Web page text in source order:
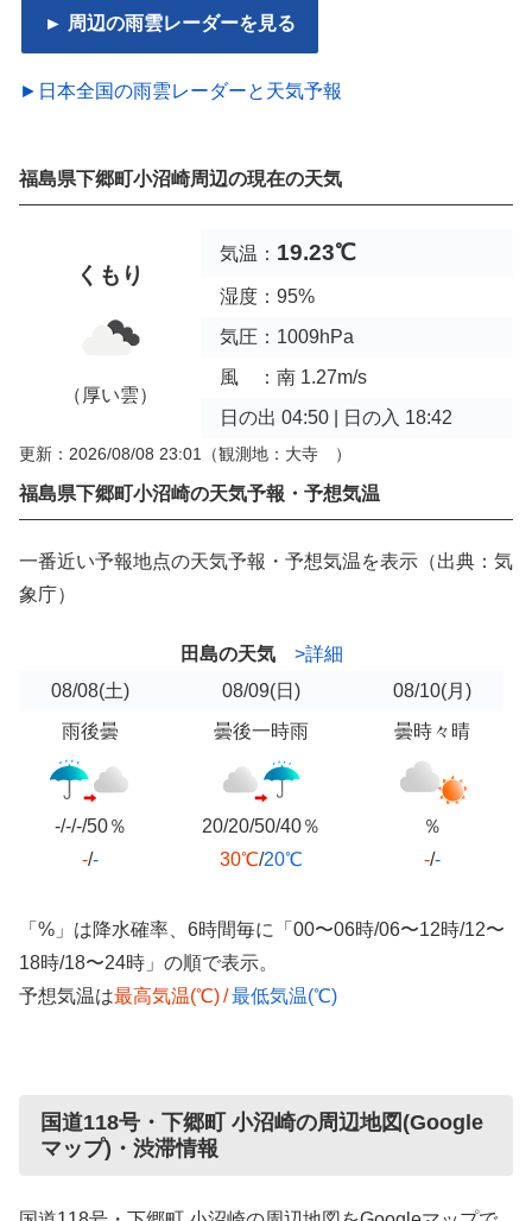
► 周辺の雨雲レーダーを見る
►日本全国の雨雲レーダーと天気予報
福島県下郷町小沼崎周辺の現在の天気
くもり
（厚い雲）
気温： 19.23℃
湿度：95%
気圧：1009hPa
風 ：南 1.27m/s
日の出 04:50 | 日の入 18:42
更新：2026/08/08 23:01 （観測地：大寺 ）
福島県下郷町小沼崎の天気予報・予想気温
一番近い予報地点の天気予報・予想気温を表示（出典：気
象庁）
田島の天気
>詳細
08/08(土) 08/09(日) 08/10(月)
雨後曇
-/-/-/50％
-/-
曇後一時雨
20/20/50/40％
30℃/20℃
曇時々晴
％
-/-
「%」は降水確率、6時間毎に「00〜06時/06〜12時/12〜
18時/18〜24時」の順で表示。
予想気温は最高気温(℃)/最低気温(℃)
国道118号・下郷町 小沼崎の周辺地図(Google
マップ)・渋滞情報